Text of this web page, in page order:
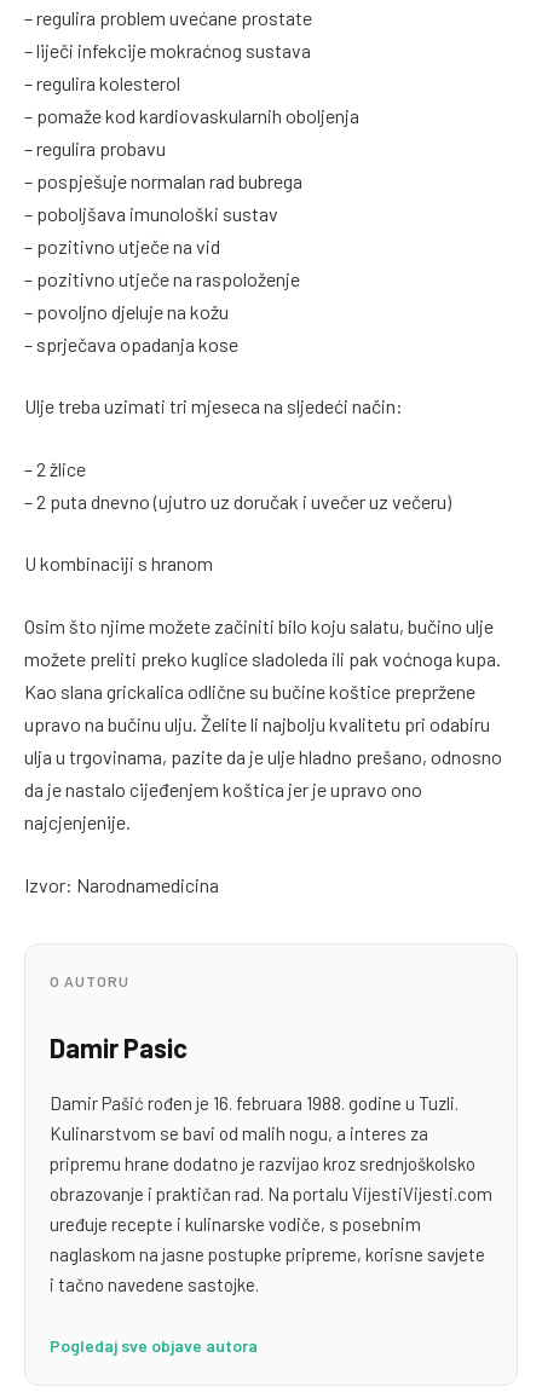
– regulira problem uvećane prostate
– liječi infekcije mokraćnog sustava
– regulira kolesterol
– pomaže kod kardiovaskularnih oboljenja
– regulira probavu
– pospješuje normalan rad bubrega
– poboljšava imunološki sustav
– pozitivno utječe na vid
– pozitivno utječe na raspoloženje
– povoljno djeluje na kožu
– sprječava opadanja kose
Ulje treba uzimati tri mjeseca na sljedeći način:
– 2 žlice
– 2 puta dnevno (ujutro uz doručak i uvečer uz večeru)
U kombinaciji s hranom
Osim što njime možete začiniti bilo koju salatu, bučino ulje
možete preliti preko kuglice sladoleda ili pak voćnoga kupa.
Kao slana grickalica odlične su bučine koštice prepržene
upravo na bučinu ulju. Želite li najbolju kvalitetu pri odabiru
ulja u trgovinama, pazite da je ulje hladno prešano, odnosno
da je nastalo cijeđenjem koštica jer je upravo ono
najcjenjenije.
Izvor: Narodnamedicina
O AUTORU
Damir Pasic
Damir Pašić rođen je 16. februara 1988. godine u Tuzli.
Kulinarstvom se bavi od malih nogu, a interes za
pripremu hrane dodatno je razvijao kroz srednjoškolsko
obrazovanje i praktičan rad. Na portalu VijestiVijesti.com
uređuje recepte i kulinarske vodiče, s posebnim
naglaskom na jasne postupke pripreme, korisne savjete
i tačno navedene sastojke.
Pogledaj sve objave autora